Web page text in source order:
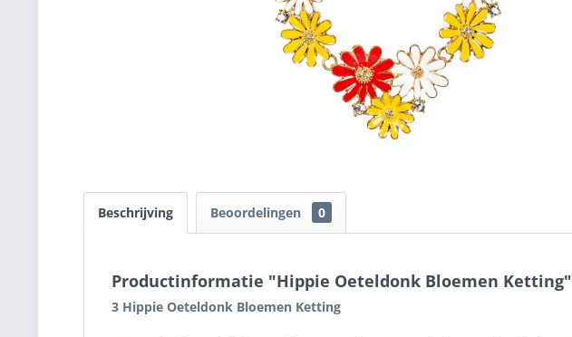
Beschrijving Beoordelingen 0
Productinformatie "Hippie Oeteldonk Bloemen Ketting"
3 Hippie Oeteldonk Bloemen Ketting